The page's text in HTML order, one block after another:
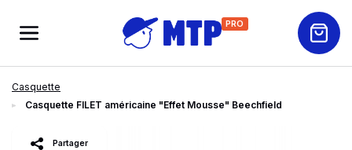
PRO
Casquette
Casquette FILET américaine "Effet Mousse" Beechfield
Partager
slide1